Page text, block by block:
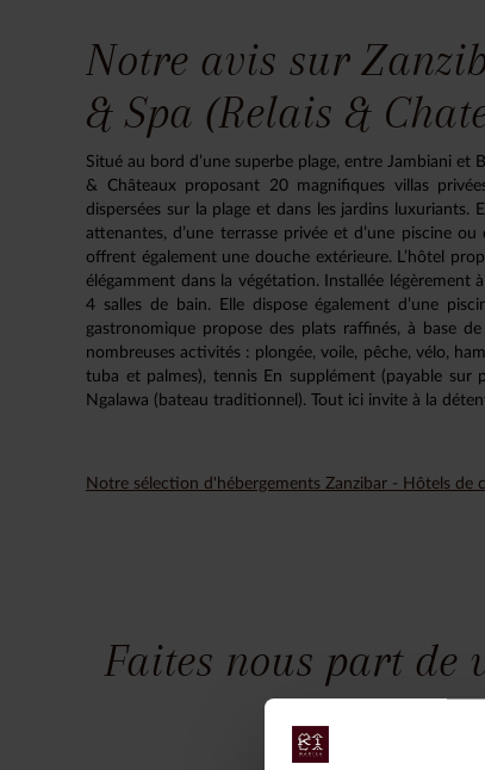
Notre avis sur
& Spa (Relais &
Situé au bord d’une superbe plage, entre Jambiani
& Châteaux proposant 20 magnifiques villas
dispersées sur la plage et dans les jardins luxuriants.
attenantes, d’une terrasse privée et d’une piscine
offrent également une douche extérieure. L’hôtel
élégamment dans la végétation. Installée légèrement
4 salles de bain. Elle dispose également d’une
gastronomique propose des plats raffinés, à base
nombreuses activités : plongée, voile, pêche, vélo,
tuba et palmes), tennis En supplément (payable
Ngalawa (bateau traditionnel). Tout ici invite à la
Notre sélection d'hébergements Zanzibar - Hôtels de
Faites nous part de